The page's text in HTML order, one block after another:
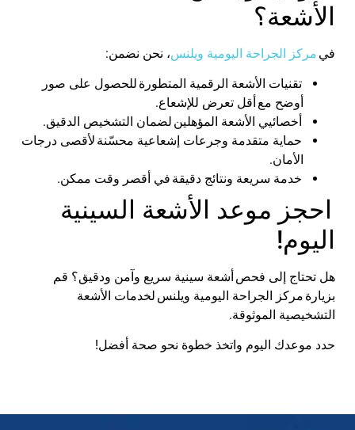
الأشعة؟
في مركز الجراحة اليومية ويلنس، نحن نضمن:
تقنيات الأشعة الرقمية المتطورة للحصول على صور
أوضح مع أقل تعرض للإشعاع.
أخصائيي الأشعة المؤهلين لضمان التشخيص الدقيق.
حماية متقدمة وجرعات إشعاعية محسّنة لأقصى درجات
الأمان.
خدمة سريعة ونتائج دقيقة في أقصر وقت ممكن.
احجز موعد الأشعة السينية
اليوم!
هل تحتاج إلى فحص أشعة سينية سريع وآمن ودقيق؟ قم
بزيارة مركز الجراحة اليومية ويلنس لخدمات الأشعة
التشخيصية الموثوقة.
حدد موعدك اليوم واتخذ خطوة نحو صحة أفضل!